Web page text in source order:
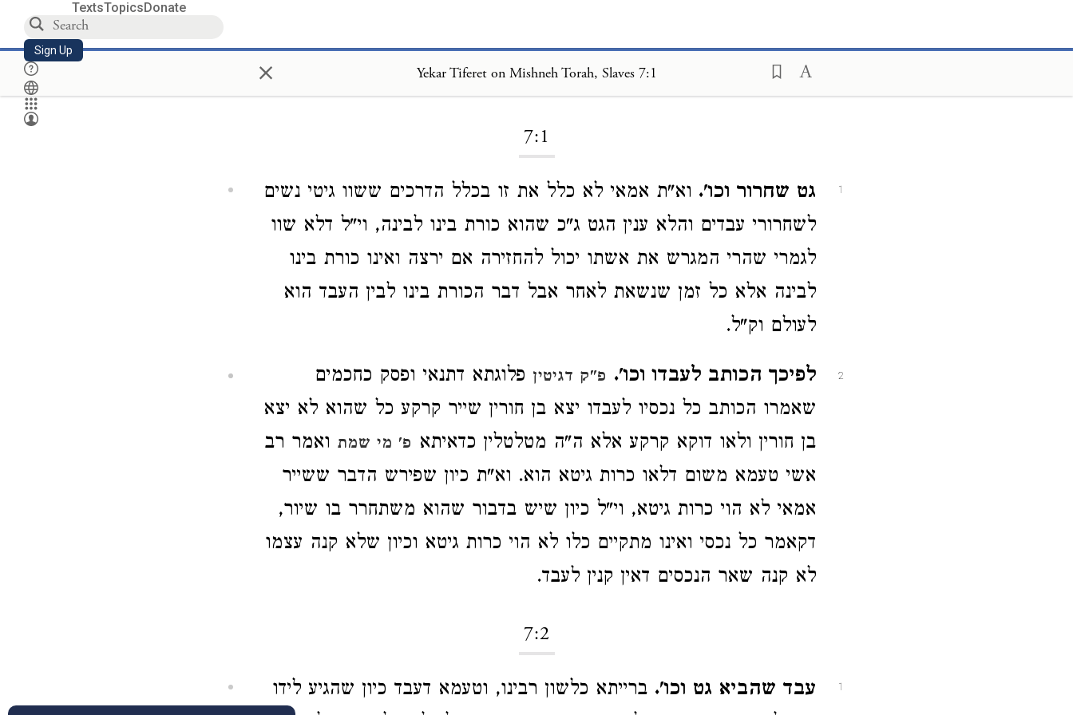
TextsTopicsDonate
Sign Up × Yekar Tiferet on Mishneh Torah, Slaves 7:1
7:1
1 גט שחרור וכו'. וא"ת אמאי לא כלל את זו בכלל הדרכים ששוו גיטי נשים
לשחרורי עבדים והלא ענין הגט ג"כ שהוא כורת בינו לבינה, וי"ל דלא שוו
לגמרי שהרי המגרש את אשתו יכול להחזירה אם ירצה ואינו כורת בינו
לבינה אלא כל זמן שנשאת לאחר אבל דבר הכורת בינו לבין העבד הוא
לעולם וק"ל.
2 לפיכך הכותב לעבדו וכו'. פ"ק דגיטין פלוגתא דתנאי ופסק כחכמים
שאמרו הכותב כל נכסיו לעבדו יצא בן חורין שייר קרקע כל שהוא לא יצא
בן חורין ולאו דוקא קרקע אלא ה"ה מטלטלין כדאיתא פ' מי שמת ואמר רב
אשי טעמא משום דלאו כרות גיטא הוא. וא"ת כיון שפירש הדבר ששייר
אמאי לא הוי כרות גיטא, וי"ל כיון שיש בדבור שהוא משתחרר בו שיור,
דקאמר כל נכסי ואינו מתקיים כלו לא הוי כרות גיטא וכיון שלא קנה עצמו
לא קנה שאר הנכסים דאין קנין לעבד.
7:2
1 עבד שהביא גט וכו'. ברייתא כלשון רבינו, וטעמא דעבד כיון שהגיע לידו